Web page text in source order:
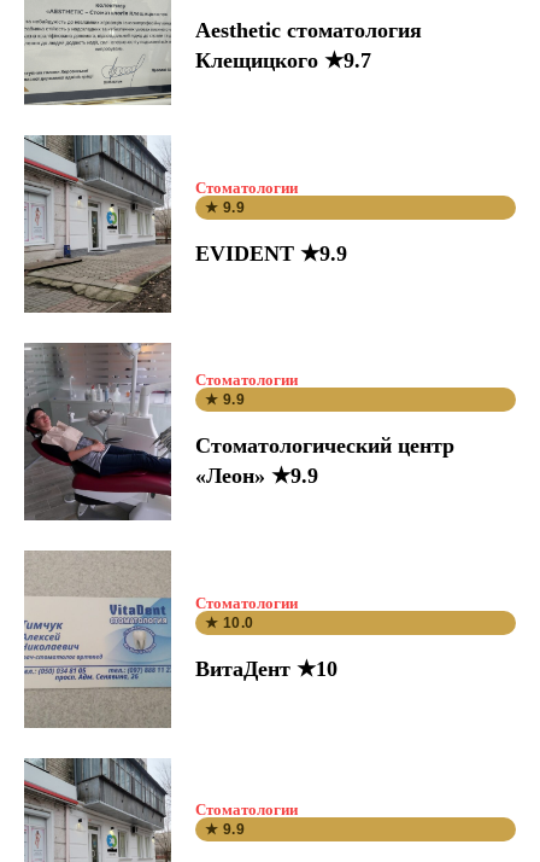
Aesthetic стоматология
Клещицкого ★9.7
Стоматологии
★ 9.9
EVIDENT ★9.9
Стоматологии
★ 9.9
Стоматологический центр
«Леон» ★9.9
Стоматологии
★ 10.0
ВитаДент ★10
Стоматологии
★ 9.9